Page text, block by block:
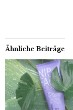
Ähnliche Beiträge